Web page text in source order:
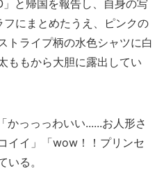
と帰国を報告し、自身の写
にまとめたうえ、ピンクの
トライプ柄の水色シャツに白
ももから大胆に露出してい
っっっわいい......お人形さ
イイ」「wow！！プリンセ
る。